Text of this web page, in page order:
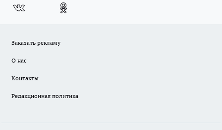
Заказать рекламу
О нас
Контакты
Редакционная политика